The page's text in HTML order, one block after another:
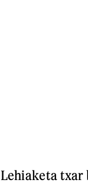
Lehiaketa txar